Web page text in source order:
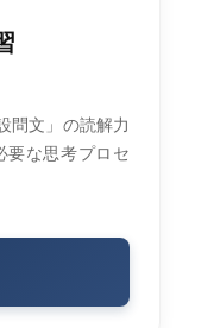
問文」の読解力
要な思考プロセ